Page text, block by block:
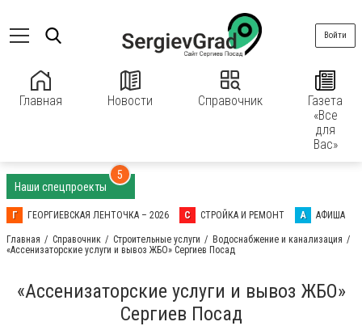
Главная Новости Справочник
Газета
«Все
для
Вас»
Войти
Наши спецпроекты
5
Г ГЕОРГИЕВСКАЯ ЛЕНТОЧКА – 2026 С СТРОЙКА И РЕМОНТ А АФИША
Главная Справочник Строительные услуги
Водоснабжение и канализация
«Ассенизаторские услуги и вывоз ЖБО» Сергиев Посад
«Ассенизаторские услуги и вывоз ЖБО»
Сергиев Посад